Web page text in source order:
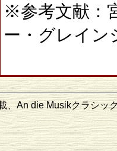
※参考文献：
ー・グレイン
、An die Musikクラシッ